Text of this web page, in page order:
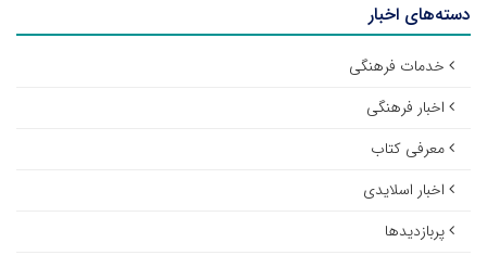
دسته‌های اخبار
خدمات فرهنگی
اخبار فرهنگی
معرفی کتاب
اخبار اسلایدی
پربازدیدها